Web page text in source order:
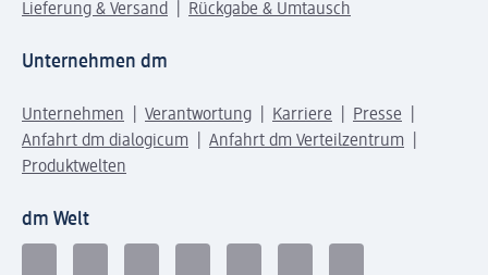
Lieferung & Versand
Rückgabe & Umtausch
Unternehmen dm
Unternehmen Verantwortung Karriere
Presse
Anfahrt dm dialogicum
Anfahrt dm Verteilzentrum
Produktwelten
dm Welt